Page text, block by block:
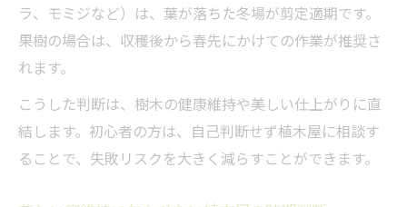
ラ、モミジなど）は、葉が落ちた冬場が剪定適期です。
果樹の場合は、収穫後から春先にかけての作業が推奨さ
れます。
こうした判断は、樹木の健康維持や美しい仕上がりに直
結します。初心者の方は、自己判断せず植木屋に相談す
ることで、失敗リスクを大きく減らすことができます。